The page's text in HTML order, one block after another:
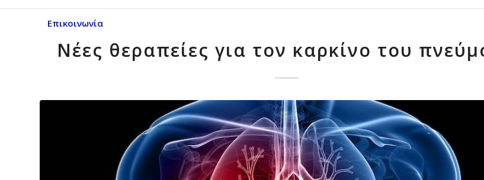
Επικοινωνία
Νέες θεραπείες για τον καρκίνο του